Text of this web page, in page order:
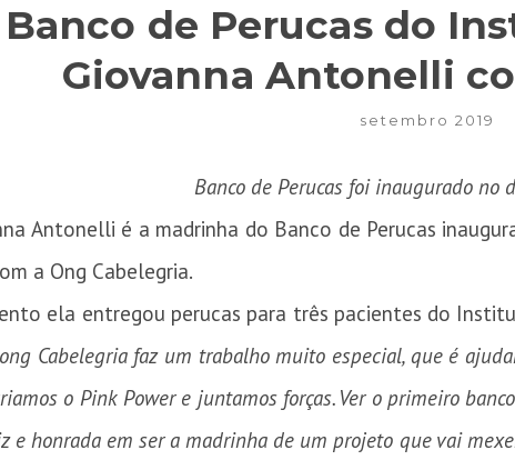
Banco de Perucas do
Giovanna Antonelli
setembro 2019
Banco de Perucas foi inaugurado no
Antonelli é a madrinha do Banco de Perucas
a Ong Cabelegria.
ela entregou perucas para três pacientes do
Cabelegria faz um trabalho muito especial, que é
o Pink Power e juntamos forças. Ver o primeiro
e honrada em ser a madrinha de um projeto que vai